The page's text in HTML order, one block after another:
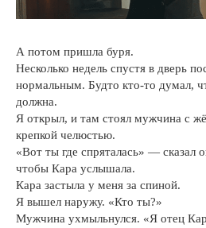
А потом пришла буря.
Несколько недель спустя в дверь
нормальным. Будто кто-то думал,
должна.
Я открыл, и там стоял мужчина с
крепкой челюстью.
«Вот ты где спряталась» — сказал
чтобы Кара услышала.
Кара застыла у меня за спиной.
Я вышел наружу. «Кто ты?»
Мужчина ухмыльнулся. «Я отец